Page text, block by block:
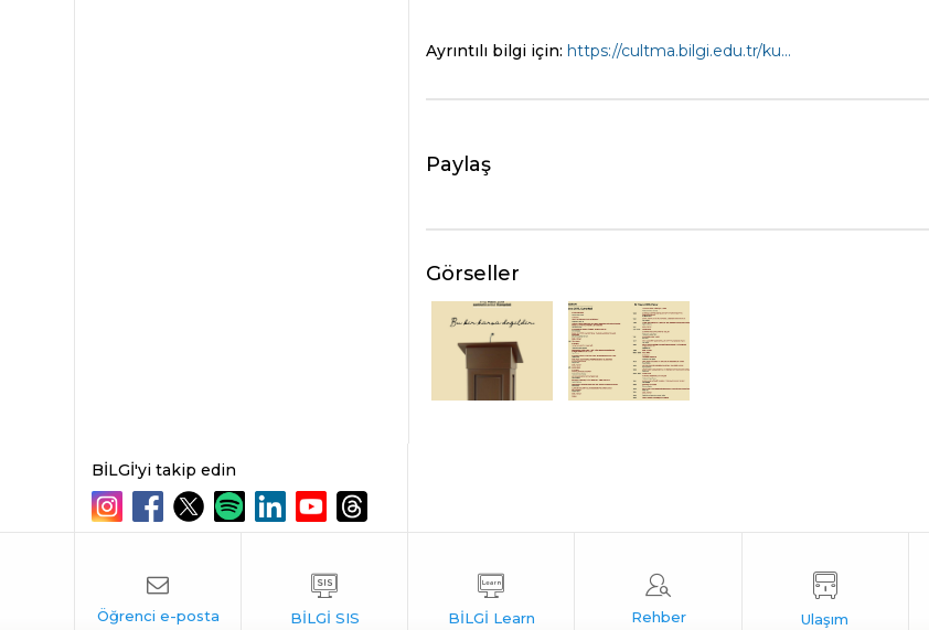
Ayrıntılı bilgi için: https://cultma.bilgi.edu.tr/ku...
Paylaş
Görseller
BİLGİ'yi takip edin